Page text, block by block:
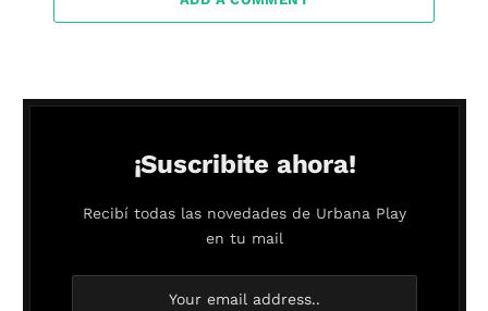
¡Suscribite ahora!
Recibí todas las novedades de Urbana Play
en tu mail